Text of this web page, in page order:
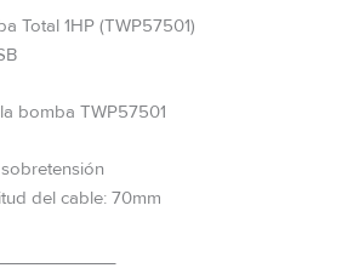
Total 1HP (TWP57501)
bomba TWP57501
del cable: 70mm